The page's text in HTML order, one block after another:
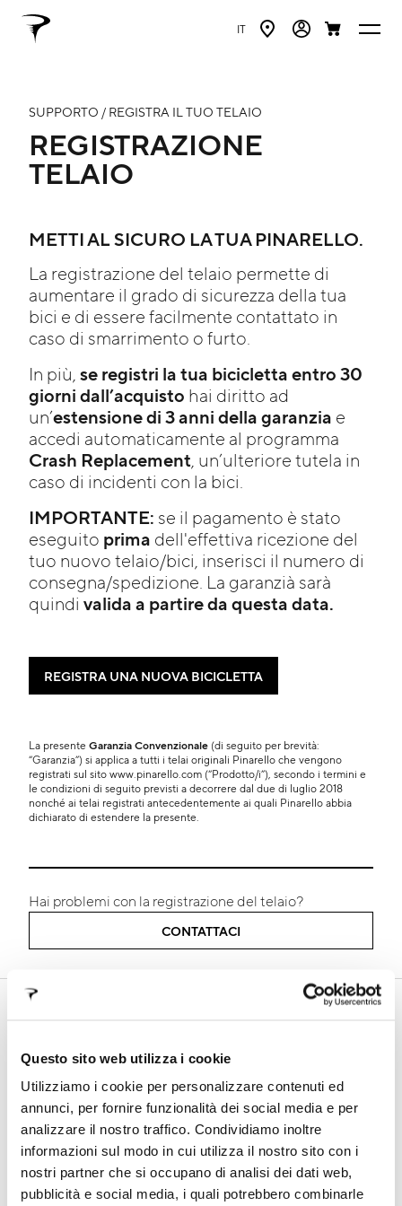
Questo sito web utilizza i cookie
Utilizziamo i cookie per personalizzare contenuti ed
annunci, per fornire funzionalità dei social media e per
analizzare il nostro traffico. Condividiamo inoltre
informazioni sul modo in cui utilizza il nostro sito con i
nostri partner che si occupano di analisi dei dati web,
pubblicità e social media, i quali potrebbero combinarle
IT
SUPPORTO / REGISTRA IL TUO TELAIO
REGISTRAZIONE
TELAIO
METTI AL SICURO LA TUA PINARELLO.
La registrazione del telaio permette di
aumentare il grado di sicurezza della tua
bici e di essere facilmente contattato in
caso di smarrimento o furto.
In più, se registri la tua bicicletta entro 30
giorni dall’acquisto hai diritto ad
un’estensione di 3 anni della garanzia e
accedi automaticamente al programma
Crash Replacement, un’ulteriore tutela in
caso di incidenti con la bici.
IMPORTANTE: se il pagamento è stato
eseguito prima dell'effettiva ricezione del
tuo nuovo telaio/bici, inserisci il numero di
consegna/spedizione. La garanzià sarà
quindi valida a partire da questa data.
REGISTRA UNA NUOVA BICICLETTA
La presente Garanzia Convenzionale (di seguito per brevità:
“Garanzia”) si applica a tutti i telai originali Pinarello che vengono
registrati sul sito www.pinarello.com (“Prodotto/i”), secondo i termini e
le condizioni di seguito previsti a decorrere dal due di luglio 2018
nonché ai telai registrati antecedentemente ai quali Pinarello abbia
dichiarato di estendere la presente.
Hai problemi con la registrazione del telaio?
CONTATTACI
prodotti, i manuali tecnici, informazioni sui termini di
garanzia e le procedure di registrazione telaio
GARANZIA FALSI TELAI